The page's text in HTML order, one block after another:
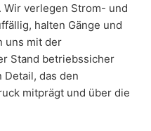
verlegen Strom- und
halten Gänge und
uns mit der
Stand betriebssicher
Detail, das den
mitprägt und über die